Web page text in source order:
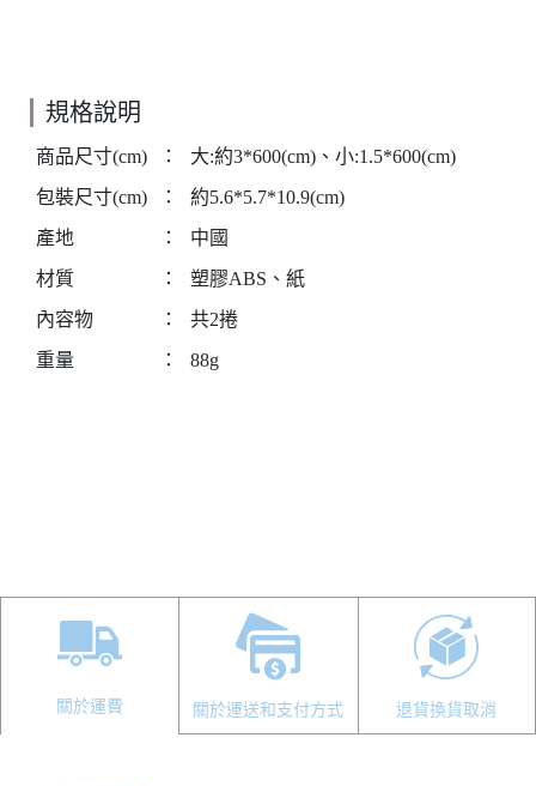
規格說明
商品尺寸(cm) ：
大:約3*600(cm)、小:1.5*600(cm)
包裝尺寸(cm)
：
約5.6*5.7*10.9(cm)
產地
：
中國
材質
：
塑膠ABS、紙
內容物
：
共2捲
重量
： 88g
關於運費 關於運送和支付方式 退貨換貨取消